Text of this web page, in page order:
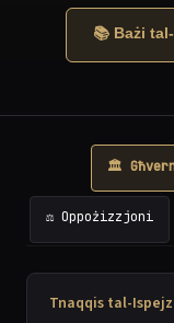
📚 Bażi
🏛️
⚖️ Oppożizzjoni
Tnaqqis tal-